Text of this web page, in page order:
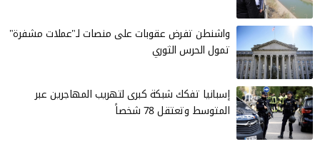
واشنطن تفرض عقوبات على منصات لـ"عملات مشفرة"
تمول الحرس الثوري
إسبانيا تفكك شبكة كبرى لتهريب المهاجرين عبر
المتوسط وتعتقل 78 شخصاً